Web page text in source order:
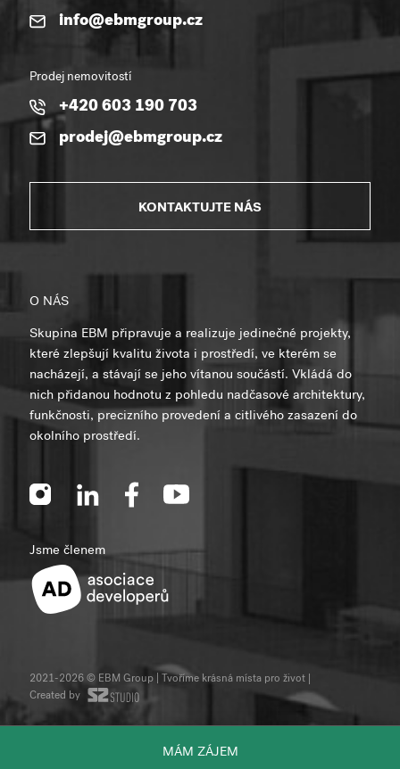
MÁM ZÁJEM
info@ebmgroup.cz
Prodej nemovitostí
+420 603 190 703
prodej@ebmgroup.cz
KONTAKTUJTE NÁS
O NÁS
Skupina EBM připravuje a realizuje jedinečné projekty,
které zlepšují kvalitu života i prostředí, ve kterém se
nacházejí, a stávají se jeho vítanou součástí. Vkládá do
nich přidanou hodnotu z pohledu nadčasové architektury,
funkčnosti, precizního provedení a citlivého zasazení do
okolního prostředí.
Jsme členem
2021-2026 © EBM Group | Tvoříme krásná místa pro život
Created by